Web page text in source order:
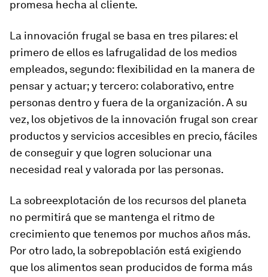
promesa hecha al cliente.
La innovación frugal se basa en tres pilares: el
primero de ellos es lafrugalidad de los medios
empleados, segundo: flexibilidad en la manera de
pensar y actuar; y tercero: colaborativo, entre
personas dentro y fuera de la organización. A su
vez, los objetivos de la innovación frugal son crear
productos y servicios accesibles en precio, fáciles
de conseguir y que logren solucionar una
necesidad real y valorada por las personas.
La sobreexplotación de los recursos del planeta
no permitirá que se mantenga el ritmo de
crecimiento que tenemos por muchos años más.
Por otro lado, la sobrepoblación está exigiendo
que los alimentos sean producidos de forma más